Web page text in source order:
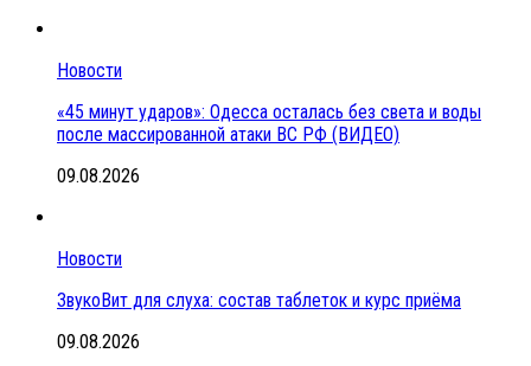
Новости
«45 минут ударов»: Одесса осталась без света и воды
после массированной атаки ВС РФ (ВИДЕО)
09.08.2026
Новости
ЗвукоВит для слуха: состав таблеток и курс приёма
09.08.2026